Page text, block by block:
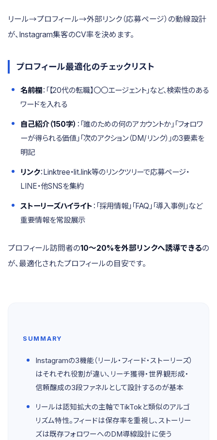
リール→プロフィール→外部リンク（応募ページ）の動線設計
が、Instagram集客のCV率を決めます。
プロフィール最適化のチェックリスト
名前欄：「【20代の転職】〇〇エージェント」など、検索性のある
ワードを入れる
自己紹介（150字） ：「誰のための何のアカウントか」「フォロワ
ーが得られる価値」「次のアクション（DM/リンク）」の3要素を
明記
リンク：Linktree・lit.link等のリンクツリーで応募ページ・
LINE・他SNSを集約
ストーリーズハイライト ：「採用情報」「FAQ」「導入事例」など
重要情報を常設展示
プロフィール訪問者の10〜20%を外部リンクへ誘導できるの
が、最適化されたプロフィールの目安です。
SUMMARY
Instagramの3機能（リール・フィード・ストーリーズ）
はそれぞれ役割が違い、リーチ獲得・世界観形成・
信頼醸成の3段ファネルとして設計するのが基本
リールは認知拡大の主軸でTikTokと類似のアルゴ
リズム特性。フィードは保存率を重視し、ストーリー
ズは既存フォロワーへのDM導線設計に使う